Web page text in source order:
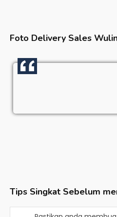
Foto Delivery Sales
Tips Singkat Sebelum